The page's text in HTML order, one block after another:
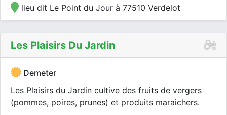
lieu dit Le Point du Jour à 77510 Verdelot
Les Plaisirs Du Jardin
Demeter
Les Plaisirs du Jardin cultive des fruits de vergers
(pommes, poires, prunes) et produits maraichers.